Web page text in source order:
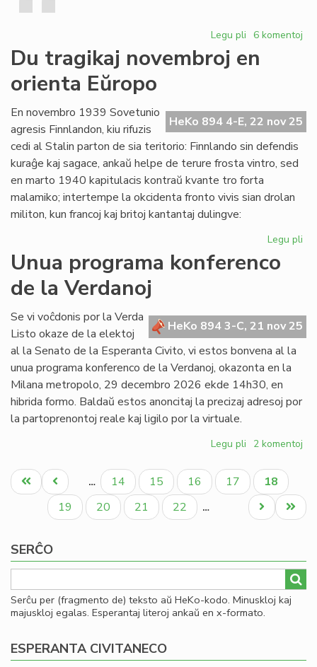
Legu pli pri
de
pri
la
komentoj
en
"HeKo"
6 komentoj
Du tragikaj novembroj en
orienta Eŭropo
HeKo 894 4-E, 22 nov 25
En novembro 1939 Sovetunio
agresis Finnlandon, kiu rifuzis
cedi al Stalin parton de sia teritorio: Finnlando sin defendis
kuraĝe kaj sagace, ankaŭ helpe de terure frosta vintro, sed
en marto 1940 kapitulacis kontraŭ kvante tro forta
malamiko; intertempe la okcidenta fronto vivis sian drolan
militon, kun francoj kaj britoj kantantaj dulingve:
Legu pli
Unua programa konferenco
de la Verdanoj
HeKo 894 3-C, 21 nov 25
Se vi voĉdonis por la Verda
Listo okaze de la elektoj
al la Senato de la Esperanta Civito, vi estos bonvena al la
unua programa konferenco de la Verdanoj, okazonta en la
Milana metropolo, 29 decembro 2026 ekde 14h30, en
hibrida formo. Baldaŭ estos anoncitaj la precizaj adresoj por
la partoprenontoj reale kaj ligilo por la virtuale.
Legu pli pri
programa
konferenco
de
la
2 komentoj
Pagination
Unua
paĝo
Antaŭa
paĝo
… Paĝo
14 Paĝo
15 Paĝo
16 Paĝo
17
Aktuala
paĝo
18
Paĝo
19 Paĝo
20 Paĝo
21 Paĝo
22 …
Last
page
Next
page
SERĈO
Serĉu per (fragmento de) teksto aŭ HeKo-kodo. Minuskloj kaj
majuskloj egalas. Esperantaj literoj ankaŭ en x-formato.
ESPERANTA CIVITANECO